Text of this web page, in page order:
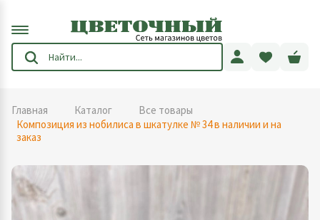
Главная Каталог
Все товары
Композиция из нобилиса в шкатулке № 34 в наличии и на
заказ